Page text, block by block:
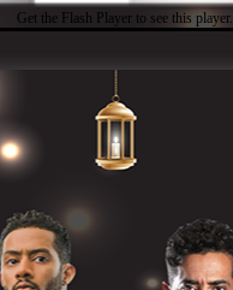
Get the Flash Player to see this player.